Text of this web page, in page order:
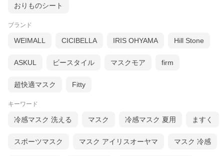
・かぜ・花粉用
・ふつうサイズ
・不織布タイプ
おりものシート
ブランド
WEIMALL CICIBELLA IRIS OHYAMA Hill Stone
ASKUL ビースタイル マスクモア firm
超快適マスク Fitty
キーワード
冷感マスク 洗える マスク 冷感マスク 夏用 ますく
スポーツマスク マスク アイリスオーヤマ マスク 冷感